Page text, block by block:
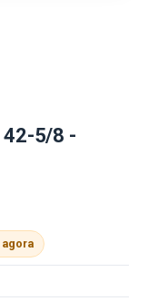
42-5/8 -